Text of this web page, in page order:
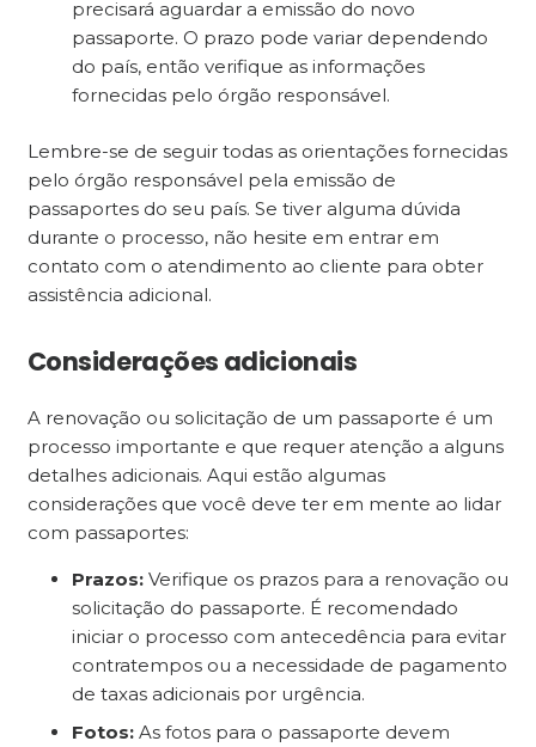
precisará aguardar a emissão do novo
passaporte. O prazo pode variar dependendo
do país, então verifique as informações
fornecidas pelo órgão responsável.
Lembre-se de seguir todas as orientações fornecidas
pelo órgão responsável pela emissão de
passaportes do seu país. Se tiver alguma dúvida
durante o processo, não hesite em entrar em
contato com o atendimento ao cliente para obter
assistência adicional.
Considerações adicionais
A renovação ou solicitação de um passaporte é um
processo importante e que requer atenção a alguns
detalhes adicionais. Aqui estão algumas
considerações que você deve ter em mente ao lidar
com passaportes:
Prazos: Verifique os prazos para a renovação ou
solicitação do passaporte. É recomendado
iniciar o processo com antecedência para evitar
contratempos ou a necessidade de pagamento
de taxas adicionais por urgência.
Fotos: As fotos para o passaporte devem